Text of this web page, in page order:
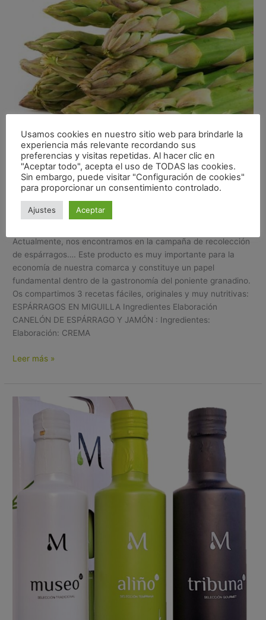
3 RECETAS DE ESPÁRRAGOS
TRIGUEROS Y AOVE:
Recetas/Alejandro Morales
Actualmente, nos encontramos en la campaña de recolección
de espárragos…. Este producto es muy importante para la
economía de nuestra comarca y constituye un papel
fundamental dentro de la gastronomía del poniente granadino.
Os compartimos 3 recetas fáciles, originales y muy nutritivas:
ESPÁRRAGOS EN MIGUILLA Ingredientes Elaboración
CANELÓN DE ESPÁRRAGO Y JAMÓN : Ingredientes:
Elaboración: CREMA
Leer más »
Nuestro
Etiquetado
Usamos cookies en nuestro sitio web para brindarle la
experiencia más relevante recordando sus
preferencias y visitas repetidas. Al hacer clic en
"Aceptar todo", acepta el uso de TODAS las cookies.
Sin embargo, puede visitar "Configuración de cookies"
para proporcionar un consentimiento controlado.
Ajustes Aceptar